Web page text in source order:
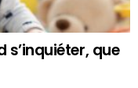
s’inquiéter, que